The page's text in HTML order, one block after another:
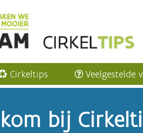
Cirkeltips Veelgestelde
bij